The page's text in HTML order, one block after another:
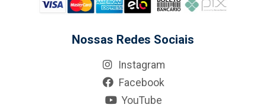
Nossas Redes Sociais
Instagram
Facebook
YouTube